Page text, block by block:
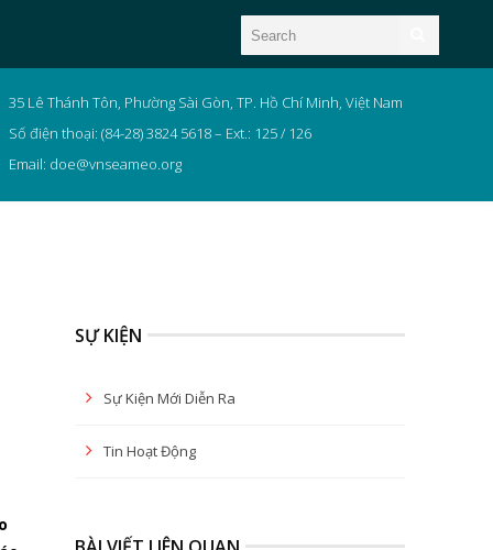
35 Lê Thánh Tôn, Phường Sài Gòn, TP. Hồ Chí Minh, Việt Nam
Số điện thoại: (84-28) 3824 5618 – Ext.: 125 / 126
Email: doe@vnseameo.org
SỰ KIỆN
Sự Kiện Mới Diễn Ra
Tin Hoạt Động